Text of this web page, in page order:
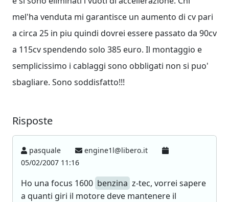
mel'ha venduta mi garantisce un aumento di cv pari
a circa 25 in piu quindi dovrei essere passato da 90cv
a 115cv spendendo solo 385 euro. Il montaggio e
semplicissimo i cablaggi sono obbligati non si puo'
sbagliare. Sono soddisfatto!!!
Risposte
pasquale
engine1l@libero.it
05/02/2007 11:16
Ho una focus 1600 benzina z-tec, vorrei sapere
a quanti giri il motore deve mantenere il